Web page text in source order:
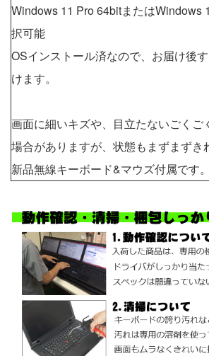
Windows 11 Pro 64bitまたはWindows
択可能
OSインストール済なので、お届け後
けます。
画面に細いキズや、目立たないごくご
場合がありますが、状態もまずまずき
新品無線キーボード&マウズ付属です。